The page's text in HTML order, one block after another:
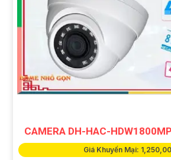
CAMERA DH-HAC-
Giá Khuyến Mại: